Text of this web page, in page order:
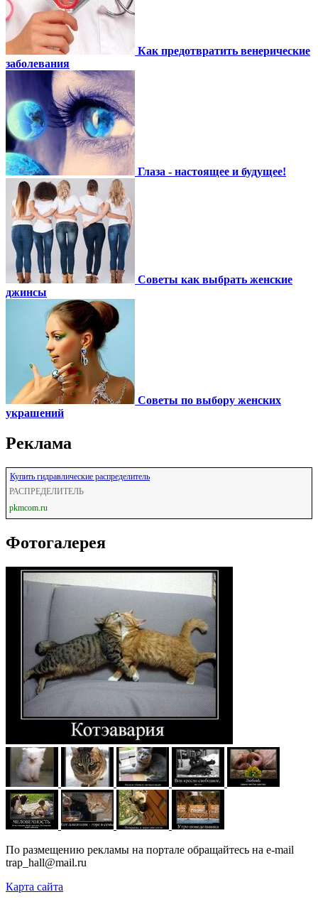
Как предотвратить венерические
заболевания
Глаза - настоящее и будущее!
Советы как выбрать женские
джинсы
Советы по выбору женских
украшений
Реклама
Купить гидравлические распределитель
РАСПРЕДЕЛИТЕЛЬ
pkmcom.ru
Фотогалерея
По размещению рекламы на портале обращайтесь на e-mail
trap_hall@mail.ru
Карта сайта